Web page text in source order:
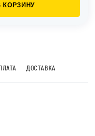
КОРЗИНУ
ДОСТАВКА